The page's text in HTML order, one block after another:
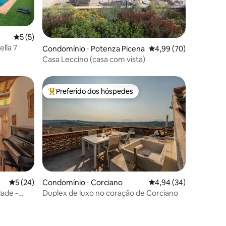
5 de uma avaliação média de 5, 5 avaliações
5 (5)
7
Condomínio ⋅ Potenza Picena 4,99 de uma
4,99 (70)
Casa Leccino (casa com vista)
hóspedes
5 de uma avaliação média de 5, 24 avaliações
5 (24)
-
Entre os melhores preferidos dos hóspedes
Preferido dos hóspedes
Condomínio ⋅ Corciano 4,94 de uma
4,94 (34)
Duplex de luxo no coração de Corciano